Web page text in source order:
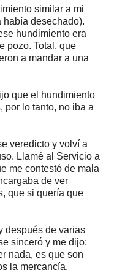
similar a mi
desechado).
hundimiento era
pozo. Total, que
a mandar a una
que el hundimiento
por lo tanto, no iba a
veredicto y volví a
Llamé al Servicio a
me contestó de mala
de ver
que si quería que
después de varias
sinceró y me dijo:
nada, es que son
la mercancía.